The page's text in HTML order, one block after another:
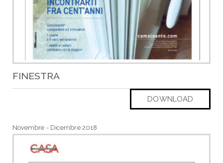
FINESTRA
DOWNLOAD
Novembre - Dicembre 2018